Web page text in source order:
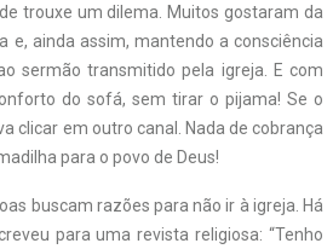
trouxe um dilema. Muitos gostaram da
e, ainda assim, mantendo a consciência
sermão transmitido pela igreja. E com
do sofá, sem tirar o pijama! Se o
clicar em outro canal. Nada de cobrança
para o povo de Deus!
buscam razões para não ir à igreja. Há
para uma revista religiosa: “Tenho